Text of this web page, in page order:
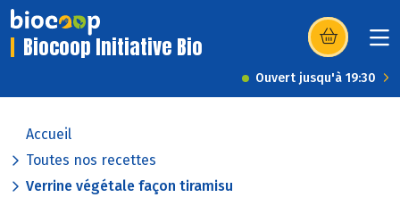
Biocoop Initiative Bio (s’ouvre dans
Ouvert jusqu'à 19:30
Accueil
Toutes nos recettes
Verrine végétale façon tiramisu